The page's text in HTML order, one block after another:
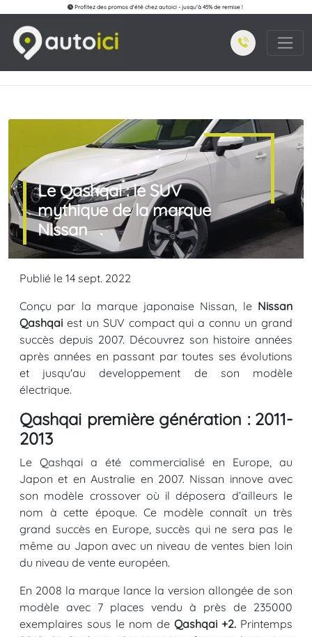
Profitez des promos d'été chez autoici - jusqu'à 45% de remise !
Le Qashqai : le SUV
mythique de la marque
Nissan
Publié le 14 sept. 2022
Conçu par la marque japonaise Nissan, le Nissan
Qashqai est un SUV compact qui a connu un grand
succès depuis 2007. Découvrez son histoire années
après années en passant par toutes ses évolutions
et jusqu'au developpement de son modèle
électrique.
Qashqai première génération : 2011-
2013
Le Qashqai a été commercialisé en Europe, au
Japon et en Australie en 2007. Nissan innove avec
son modèle crossover où il déposera d’ailleurs le
nom à cette époque. Ce modèle connaît un très
grand succès en Europe, succès qui ne sera pas le
même au Japon avec un niveau de ventes bien loin
du niveau de vente européen.
En 2008 la marque lance la version allongée de son
modèle avec 7 places vendu à près de 235000
exemplaires sous le nom de Qashqai +2. Printemps